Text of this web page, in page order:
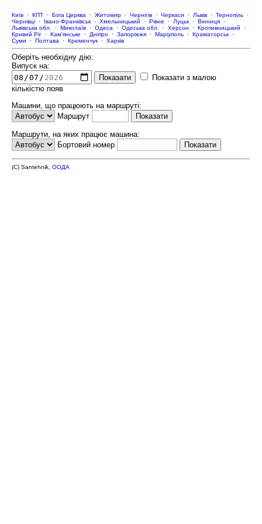
Київ · КПТ · Біла Церква · Житомир · Чернігів · Черкаси · Львів · Тернопіль ·
Чернівці · Івано-Франківськ · Хмельницький · Рівне · Луцьк · Вінниця ·
Львівська обл.
· Миколаїв · Одеса · Одеська обл. · Херсон · Кропивницький ·
Кривий Ріг · Кам'янське · Дніпро · Запоріжжя · Маріуполь · Краматорськ ·
Суми · Полтава · Кременчук · Харків
Оберіть необхідну дію:
Випуск на:
Показати з малою
кількістю появ
Машини, що працюють на маршруті:
Маршрут
Маршрути, на яких працює машина:
Бортовий номер
(C) Santehnik, ООДА